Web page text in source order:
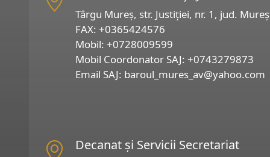
Târgu Mureș, str. Justiției, nr. 1, jud. Mureș
FAX: +0365424576
Mobil: +0728009599
Mobil Coordonator SAJ: +0743279873
Email SAJ: baroul_mures_av@yahoo.com
Decanat și Servicii Secretariat